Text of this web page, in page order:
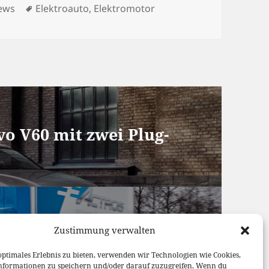
Zustimmung verwalten
Erlebnis zu bieten, verwenden wir Technologien wie Cookies,
zu speichern und/oder darauf zuzugreifen. Wenn du
Schlagwörter
Elektroauto, Elektromotor
V60 mit zwei Plug-
in den